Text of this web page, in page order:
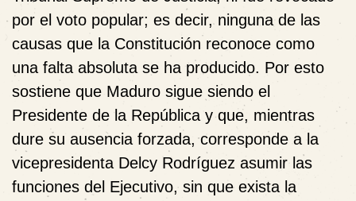
por el voto popular; es decir, ninguna de las
causas que la Constitución reconoce como
una falta absoluta se ha producido. Por esto
sostiene que Maduro sigue siendo el
Presidente de la República y que, mientras
dure su ausencia forzada, corresponde a la
vicepresidenta Delcy Rodríguez asumir las
funciones del Ejecutivo, sin que exista la